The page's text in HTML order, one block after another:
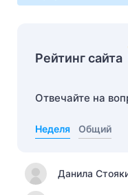
Рейтинг сайта
Отвечайте на
Неделя Общий
Данила